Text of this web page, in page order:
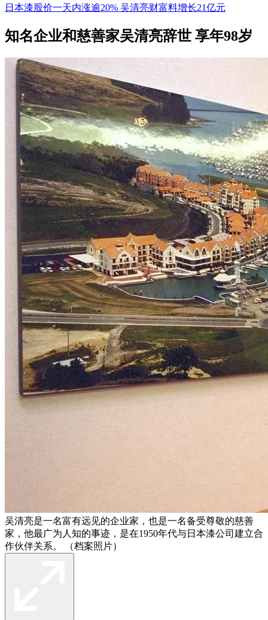
日本漆股价一天内涨逾20% 吴清亮财富料增长21亿元
知名企业和慈善家吴清亮辞世 享年98岁
吴清亮是一名富有远见的企业家，也是一名备受尊敬的慈善
家，他最广为人知的事迹，是在1950年代与日本漆公司建立合
作伙伴关系。 （档案照片）